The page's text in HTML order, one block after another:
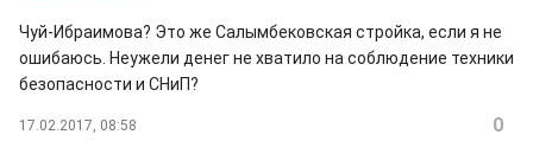
Чуй-Ибраимова? Это же Салымбековская стройка, если я не
ошибаюсь. Неужели денег не хватило на соблюдение техники
безопасности и СНиП?
17.02.2017, 08:58 0